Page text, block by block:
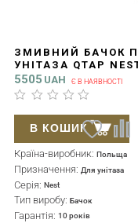
ЗМИВНИЙ БАЧОК
УНІТАЗА QTAP
5505 UAH Є В НАЯВНОСТІ
Країна-виробник: Польща
Призначення: Для унітаза
Серія: Nest
Тип виробу: Бачок
Гарантія: 10 років
В КОШИК